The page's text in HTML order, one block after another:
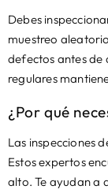
Debes
muestreo
defectos antes de
regulares
¿Por qué
Las inspecciones
Estos expertos
alto. Te ayudan a